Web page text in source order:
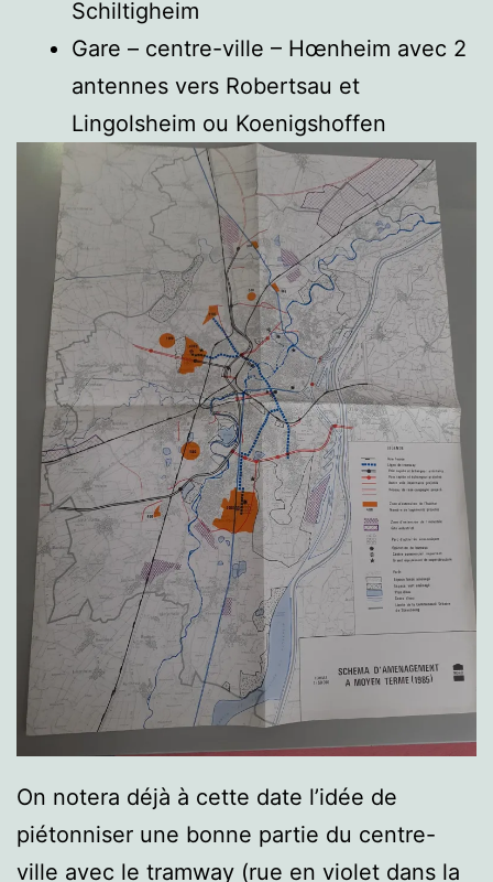
Schiltigheim
Gare – centre-ville – Hœnheim avec 2
antennes vers Robertsau et
Lingolsheim ou Koenigshoffen
On notera déjà à cette date l’idée de
piétonniser une bonne partie du centre-
ville avec le tramway (rue en violet dans la